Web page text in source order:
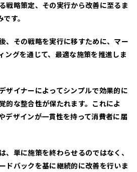
戦略策定、その実行から改善に至るま
す。
、その戦略を実行に移すために、 マー
ングを通じて、最適な施策を推進しま
ザイナーによってシンプルで効果的に
的な整合性が保たれます。これによ
デザインが一貫性を持って消費者に届
、単に施策を終わらせるのではなく、
ドバックを基に継続的に改善を行いま